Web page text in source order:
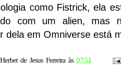
como Fistrick, ela
com um alien, mas
dela em Omniverse está
Herbet de Jesus Ferreira às 07:51